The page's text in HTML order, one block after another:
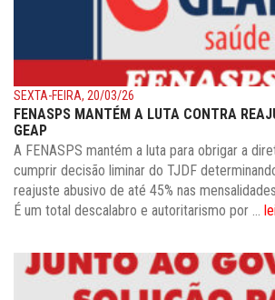
SEXTA-FEIRA, 20/03/26
FENASPS MANTÉM A LUTA CONTRA
GEAP
A FENASPS mantém a luta para obrigar a
cumprir decisão liminar do TJDF
reajuste abusivo de até 45% nas
É um total descalabro e autoritarismo por ...